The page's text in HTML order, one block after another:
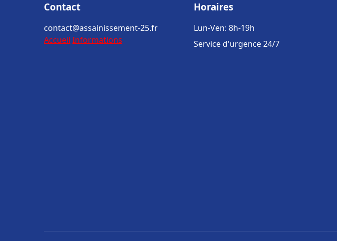
Contact
contact@assainissement-25.fr
Accueil Informations
Horaires
Lun-Ven: 8h-19h
Service d'urgence 24/7